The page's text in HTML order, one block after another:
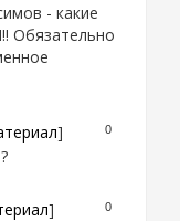
- какие
Обязательно
0
]
0
]